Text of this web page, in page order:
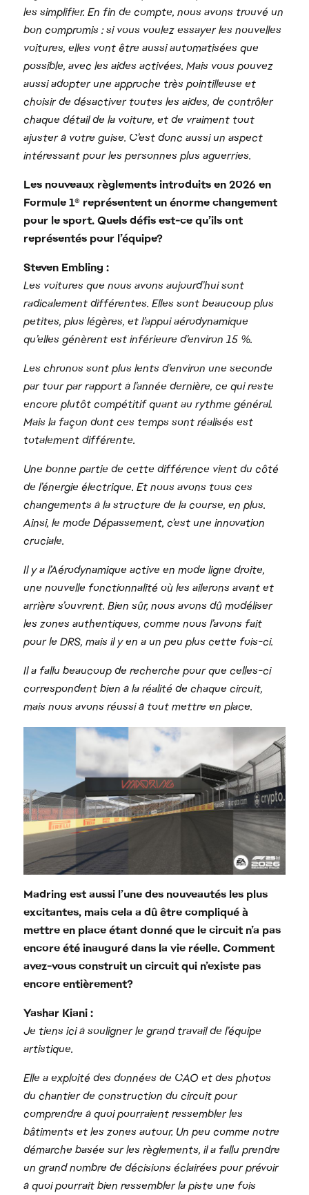
les simplifier. En fin de compte, nous avons trouvé un
bon compromis : si vous voulez essayer les nouvelles
voitures, elles vont être aussi automatisées que
possible, avec les aides activées. Mais vous pouvez
aussi adopter une approche très pointilleuse et
choisir de désactiver toutes les aides, de contrôler
chaque détail de la voiture, et de vraiment tout
ajuster à votre guise. C’est donc aussi un aspect
intéressant pour les personnes plus aguerries.
Les nouveaux règlements introduits en 2026 en
Formule 1® représentent un énorme changement
pour le sport. Quels défis est-ce qu’ils ont
représentés pour l’équipe?
Steven Embling :
Les voitures que nous avons aujourd’hui sont
radicalement différentes. Elles sont beaucoup plus
petites, plus légères, et l’appui aérodynamique
qu’elles génèrent est inférieure d’environ 15 %.
Les chronos sont plus lents d’environ une seconde
par tour par rapport à l’année dernière, ce qui reste
encore plutôt compétitif quant au rythme général.
Mais la façon dont ces temps sont réalisés est
totalement différente.
Une bonne partie de cette différence vient du côté
de l’énergie électrique. Et nous avons tous ces
changements à la structure de la course, en plus.
Ainsi, le mode Dépassement, c’est une innovation
cruciale.
Il y a l’Aérodynamique active en mode ligne droite,
une nouvelle fonctionnalité où les ailerons avant et
arrière s’ouvrent. Bien sûr, nous avons dû modéliser
les zones authentiques, comme nous l’avons fait
pour le DRS, mais il y en a un peu plus cette fois-ci.
Il a fallu beaucoup de recherche pour que celles-ci
correspondent bien à la réalité de chaque circuit,
mais nous avons réussi à tout mettre en place.
Madring est aussi l’une des nouveautés les plus
excitantes, mais cela a dû être compliqué à
mettre en place étant donné que le circuit n’a pas
encore été inauguré dans la vie réelle. Comment
avez-vous construit un circuit qui n’existe pas
encore entièrement?
Yashar Kiani :
Je tiens ici à souligner le grand travail de l’équipe
artistique.
Elle a exploité des données de CAO et des photos
du chantier de construction du circuit pour
comprendre à quoi pourraient ressembler les
bâtiments et les zones autour. Un peu comme notre
démarche basée sur les règlements, il a fallu prendre
un grand nombre de décisions éclairées pour prévoir
à quoi pourrait bien ressembler la piste une fois